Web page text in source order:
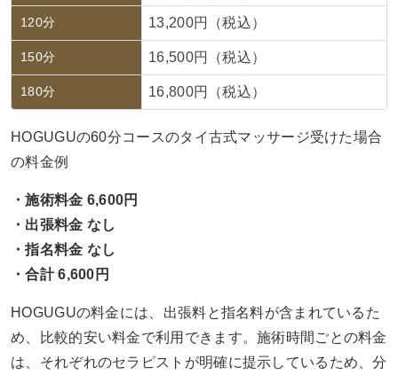
120分 13,200円（税込）
150分 16,500円（税込）
180分 16,800円（税込）
HOGUGUの60分コースのタイ古式マッサージ受けた場合
の料金例
・施術料金 6,600円
・出張料金 なし
・指名料金 なし
・合計 6,600円
HOGUGUの料金には、出張料と指名料が含まれているた
め、比較的安い料金で利用できます。施術時間ごとの料金
は、それぞれのセラピストが明確に提示しているため、分